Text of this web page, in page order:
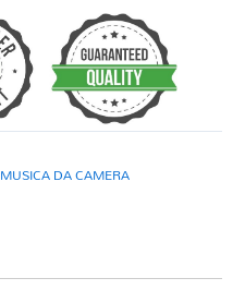
MUSICA DA CAMERA